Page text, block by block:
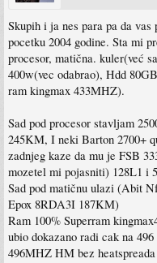
Skupih i ja nes para pa da
pocetku 2004 godine. Sta mi
procesor, matična. kuler(već
400w(vec odabrao), Hdd
ram kingmax 433MHZ).
Sad pod procesor stavljam
245KM, I neki Barton 2700+
zadnjeg kaze da mu je FSB
mozetel mi pojasniti) 128L1 i
Sad pod matičnu ulazi (Abit
Epox 8RDA3I 187KM)
Ram 100% Superram
ubio dokazano radi cak na
496MHZ HM bez